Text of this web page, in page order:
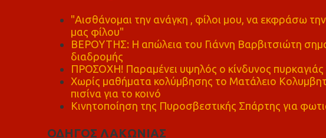
"Αισθάνομαι την ανάγκη , φίλοι μου, να εκφράσω
μας φίλου"
ΒΕΡΟΥΤΗΣ: Η απώλεια του Γιάννη Βαρβιτσιώτη
διαδρομής
ΠΡΟΣΟΧΗ! Παραμένει υψηλός ο κίνδυνος
Χωρίς μαθήματα κολύμβησης το Ματάλειο
πισίνα για το κοινό
Κινητοποίηση της Πυροσβεστικής Σπάρτης για
ΟΔΗΓΟΣ ΛΑΚΩΝΙΑΣ